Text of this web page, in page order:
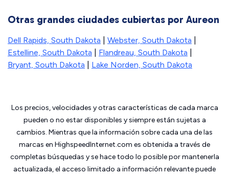
Otras grandes ciudades cubiertas por Aureon
Dell Rapids, South Dakota Webster, South Dakota
Estelline, South Dakota
Flandreau, South Dakota
Bryant, South Dakota
Lake Norden, South Dakota
Los precios, velocidades y otras características de cada marca
pueden o no estar disponibles y siempre están sujetas a
cambios. Mientras que la información sobre cada una de las
marcas en HighspeedInternet.com es obtenida a través de
completas búsquedas y se hace todo lo posible por mantenerla
actualizada, el acceso limitado a información relevante puede